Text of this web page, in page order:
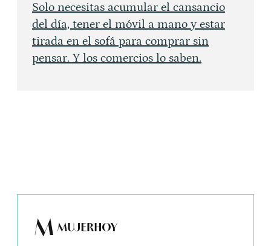
Solo necesitas acumular el cansancio
del día, tener el móvil a mano y estar
tirada en el sofá para comprar sin
pensar. Y los comercios lo saben.